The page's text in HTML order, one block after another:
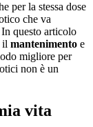
per la stessa dose
che va
questo articolo
il mantenimento e
migliore per
non è un
vita